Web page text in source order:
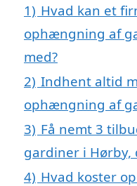
1) Hvad kan et
ophængning af
med?
2) Indhent altid
ophængning af
3) Få nemt 3
gardiner i
4) Hvad koster